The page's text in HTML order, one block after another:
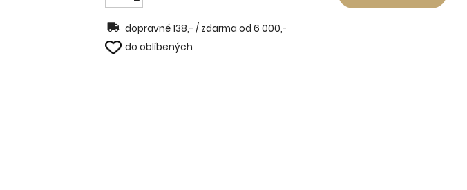
dopravné 138,- / zdarma od 6 000,-
do oblíbených